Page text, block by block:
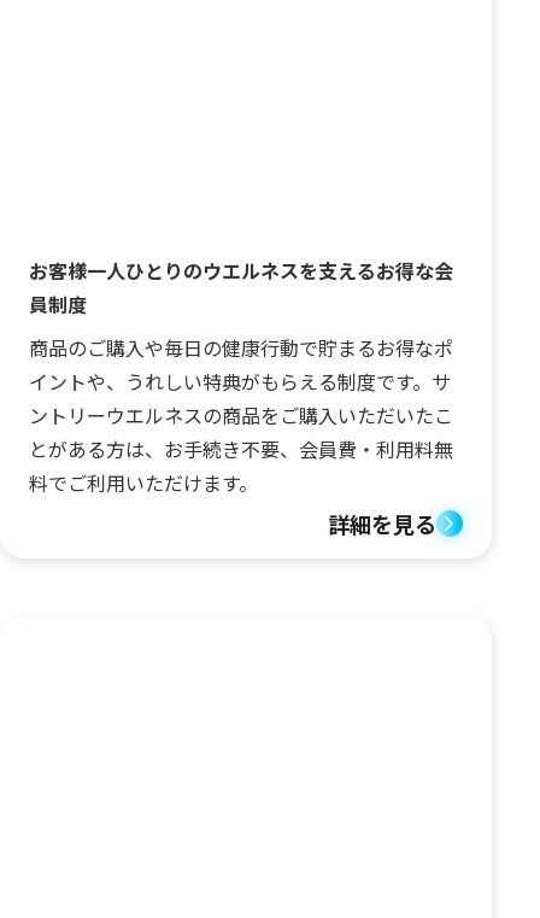
お客様一人ひとりのウエルネスを支えるお得な会
員制度
商品のご購入や毎日の健康行動で貯まるお得なポ
イントや、うれしい特典がもらえる制度です。サ
ントリーウエルネスの商品をご購入いただいたこ
とがある方は、お手続き不要、会員費・利用料無
料でご利用いただけます。
詳細を見る